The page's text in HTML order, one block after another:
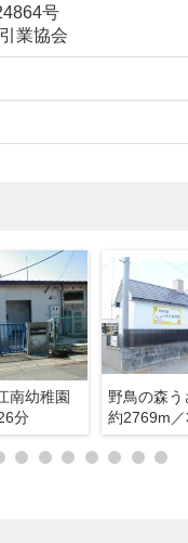
号
業協会
幼稚園
分
野鳥の森
約2769m